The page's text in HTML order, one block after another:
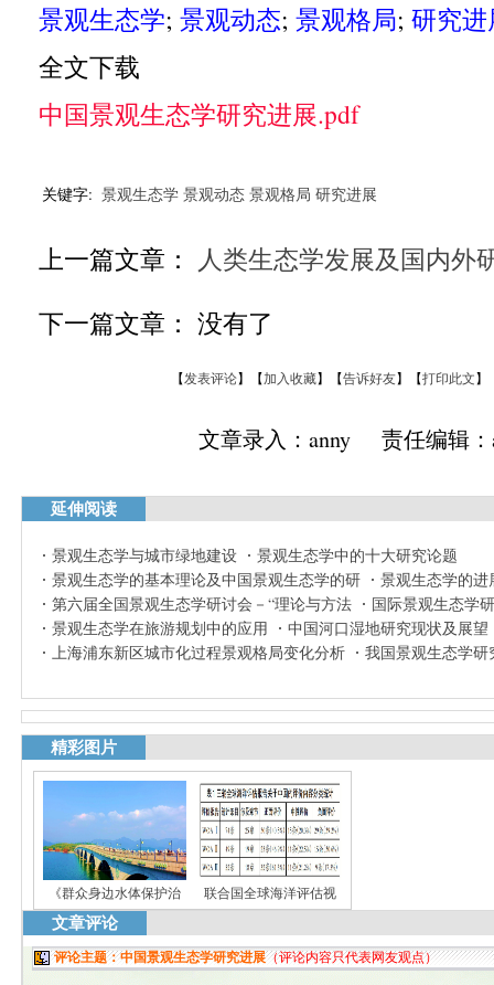
景观生态学; 景观动态; 景观格局; 研究进
全文下载
中国景观生态学研究进展.pdf
关键字: 景观生态学 景观动态 景观格局 研究进展
上一篇文章： 人类生态学发展及国内外
下一篇文章： 没有了
【发表评论】【加入收藏】【告诉好友】【打印此文】
文章录入：anny 责任编辑
延伸阅读
景观生态学与城市绿地建设
景观生态学中的十大研究论题
景观生态学的基本理论及中国景观生态学的研
景观生态学的进
第六届全国景观生态学研讨会－“理论与方法
国际景观生态学
景观生态学在旅游规划中的应用
中国河口湿地研究现状及展望
上海浦东新区城市化过程景观格局变化分析
我国景观生态学研
精彩图片
《群众身边水体保护治 联合国全球海洋评估视
文章评论